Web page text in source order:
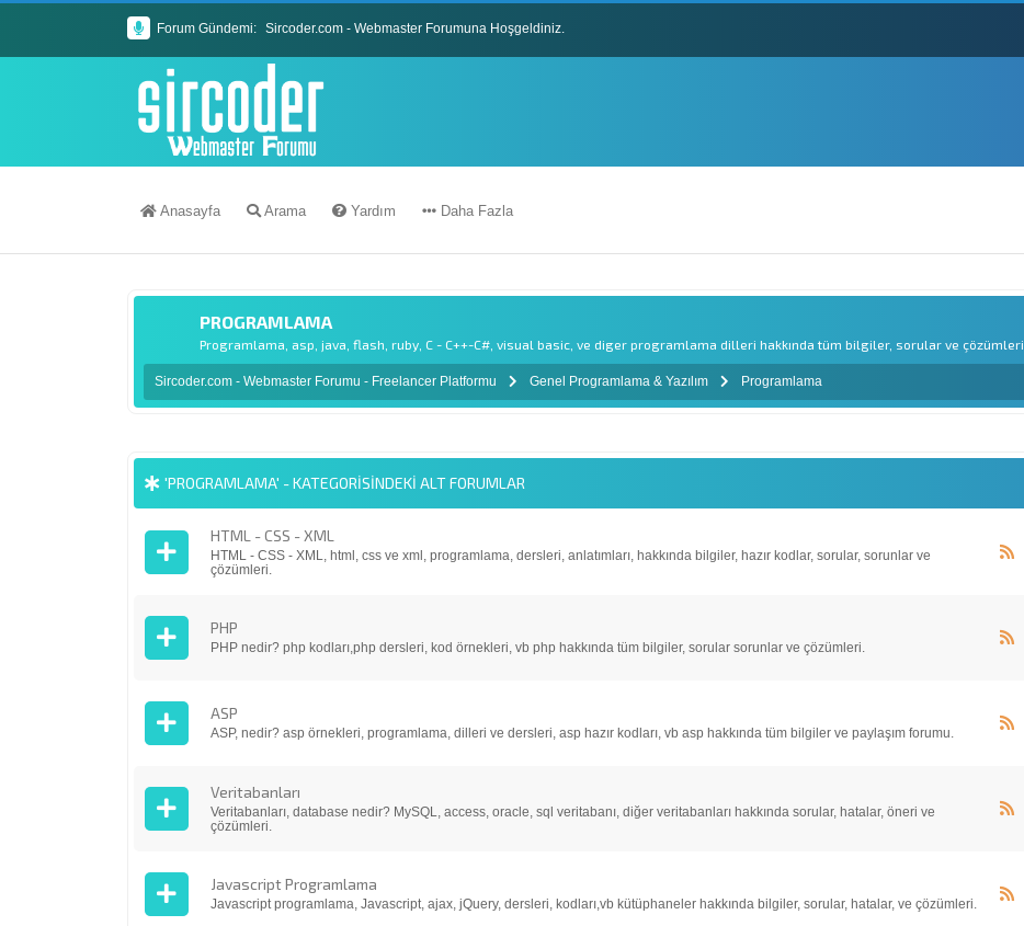
Forum Gündemi: Sircoder.com - Webmaster Forumuna Hoşgeldiniz.
Anasayfa Arama Yardım Daha Fazla
Sircoder.com - Webmaster Forumu - Freelancer Platformu Genel Programlama & Yazılım Programlama
PROGRAMLAMA
Programlama, asp, java, flash, ruby, C - C++-C#, visual basic, ve diger programlama dilleri hakkında tüm bilgiler, sorular ve çözümleri.
'PROGRAMLAMA' - KATEGORISINDEKI ALT FORUMLAR
HTML - CSS - XML
HTML - CSS - XML, html, css ve xml, programlama, dersleri, anlatımları, hakkında bilgiler, hazır kodlar, sorular, sorunlar ve
çözümleri.
PHP
PHP nedir? php kodları,php dersleri, kod örnekleri, vb php hakkında tüm bilgiler, sorular sorunlar ve çözümleri.
ASP
ASP, nedir? asp örnekleri, programlama, dilleri ve dersleri, asp hazır kodları, vb asp hakkında tüm bilgiler ve paylaşım forumu.
Veritabanları
Veritabanları, database nedir? MySQL, access, oracle, sql veritabanı, diğer veritabanları hakkında sorular, hatalar, öneri ve
çözümleri.
Javascript Programlama
Javascript programlama, Javascript, ajax, jQuery, dersleri, kodları,vb kütüphaneler hakkında bilgiler, sorular, hatalar, ve çözümleri.